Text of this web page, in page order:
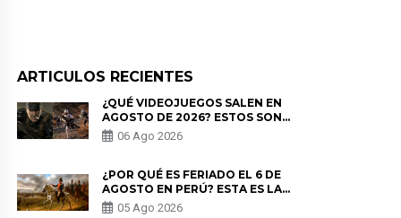
ARTICULOS RECIENTES
¿QUÉ VIDEOJUEGOS SALEN EN
AGOSTO DE 2026? ESTOS SON
LOS ESTRENOS MÁS ESPERADOS
06 Ago 2026
¿POR QUÉ ES FERIADO EL 6 DE
AGOSTO EN PERÚ? ESTA ES LA
HISTORIA
05 Ago 2026